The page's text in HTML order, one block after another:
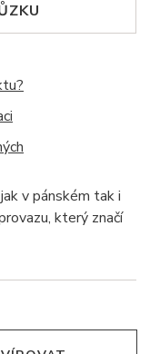
v pánském tak i
který značí